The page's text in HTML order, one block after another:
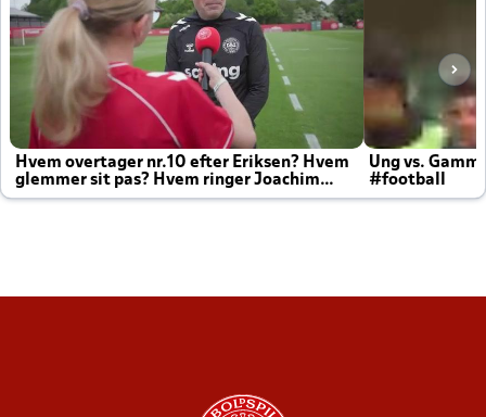
Hvem overtager nr.10 efter Eriksen? Hvem
glemmer sit pas? Hvem ringer Joachim
altid til efter kampe?
Ung vs.
#football